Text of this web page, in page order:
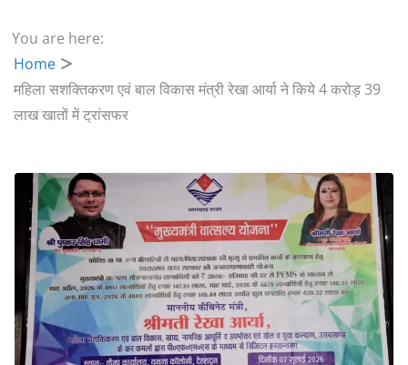
You are here:
Home
महिला सशक्तिकरण एवं बाल विकास मंत्री रेखा आर्या ने किये 4 करोड़ 39
लाख खातों में ट्रांसफर